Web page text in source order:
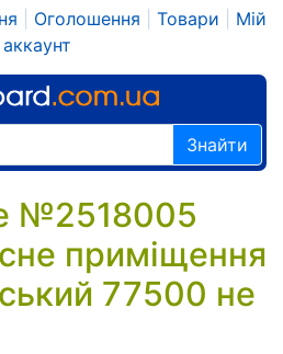
Оголошення Товари
Мій
аккаунт
Знайти
№2518005
приміщення
77500 не